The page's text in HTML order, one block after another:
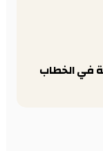
في الخطاب